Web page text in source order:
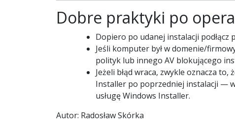
Dobre praktyki po
Dopiero po udanej instalacji podłącz
Jeśli komputer był w domenie/
polityk lub innego AV blokującego
Jeżeli błąd wraca, zwykle oznacza
Installer po poprzedniej instalacji —
usługę Windows Installer.
Autor: Radosław Skórka